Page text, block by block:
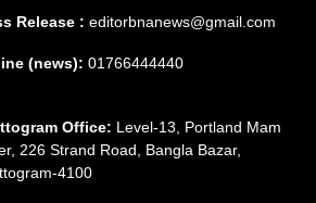
Release : editorbnanews@gmail.com
(news): 01766444440
Office: Level-13, Portland Mam
226 Strand Road, Bangla Bazar,
4100